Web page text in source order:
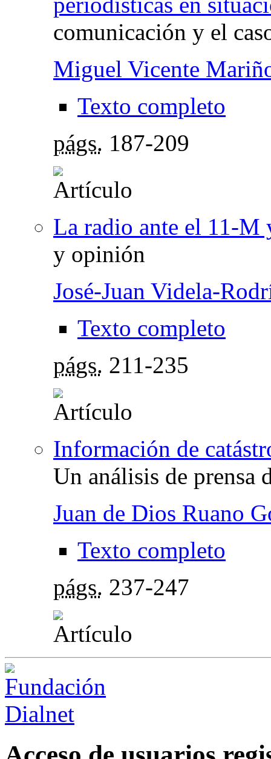
comunicación y el
Miguel Vicente
Texto completo
págs. 187-209
La radio ante el 11-M
y opinión
José-Juan Videla-
Texto completo
págs. 211-235
Información de
Un análisis de prensa
Juan de Dios Ruano
Texto completo
págs. 237-247